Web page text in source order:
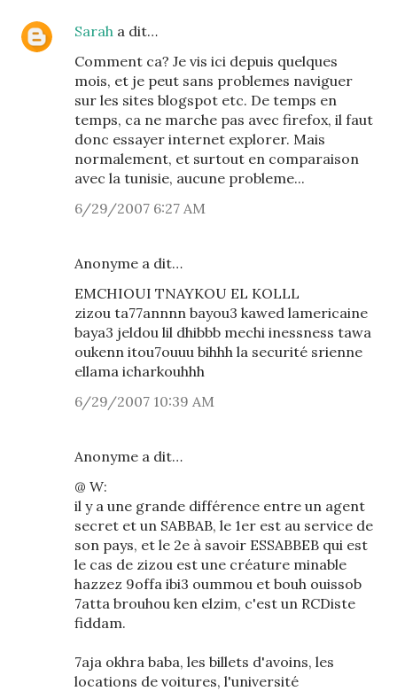
Sarah a dit…
Comment ca? Je vis ici depuis quelques
mois, et je peut sans problemes naviguer
sur les sites blogspot etc. De temps en
temps, ca ne marche pas avec firefox, il faut
donc essayer internet explorer. Mais
normalement, et surtout en comparaison
avec la tunisie, aucune probleme...
6/29/2007 6:27 AM
Anonyme a dit…
EMCHIOUI TNAYKOU EL KOLLL
zizou ta77annnn bayou3 kawed lamericaine
baya3 jeldou lil dhibbb mechi inessness tawa
oukenn itou7ouuu bihhh la securité srienne
ellama icharkouhhh
6/29/2007 10:39 AM
Anonyme a dit…
@ W:
il y a une grande différence entre un agent
secret et un SABBAB, le 1er est au service de
son pays, et le 2e à savoir ESSABBEB qui est
le cas de zizou est une créature minable
hazzez 9offa ibi3 oummou et bouh ouissob
7atta brouhou ken elzim, c'est un RCDiste
fiddam.
7aja okhra baba, les billets d'avoins, les
locations de voitures, l'université